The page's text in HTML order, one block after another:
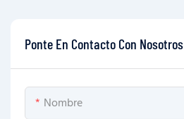
Ponte En Contacto Con Nosotros
Nombre